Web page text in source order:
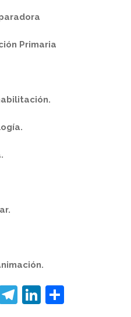
Primaria
Telegram
LinkedIn